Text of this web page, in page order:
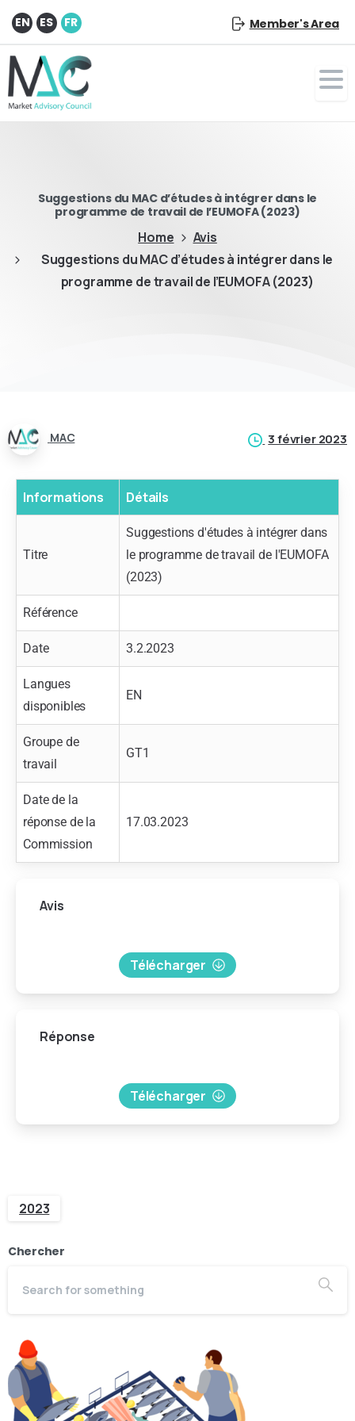
EN ES FR Member's Area
Suggestions du MAC d’études à intégrer dans le
programme de travail de l’EUMOFA (2023)
Home
Avis
Suggestions du MAC d’études à intégrer dans le
programme de travail de l’EUMOFA (2023)
MAC 3 février 2023
Informations Détails
Titre
Suggestions d'études à intégrer dans
le programme de travail de l'EUMOFA
(2023)
Référence
Date 3.2.2023
Langues
disponibles
EN
Groupe de
travail
GT1
Date de la
réponse de la
Commission
17.03.2023
Avis
Télécharger
Réponse
Télécharger
2023
Chercher